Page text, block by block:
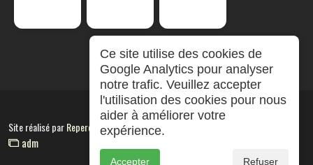
Site réalisé parRepereCom
adm
Ce site utilise des cookies de
Google Analytics pour analyser
notre trafic. Veuillez accepter
l'utilisation des cookies pour nous
aider à améliorer votre
expérience.
Accepter Refuser